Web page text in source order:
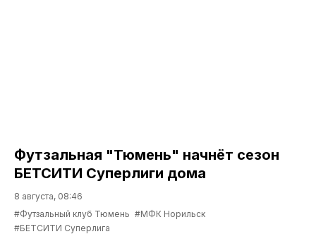
Футзальная "Тюмень" начнёт сезон
БЕТСИТИ Суперлиги дома
8 августа, 08:46
#Футзальный клуб Тюмень #МФК Норильск
#БЕТСИТИ Суперлига